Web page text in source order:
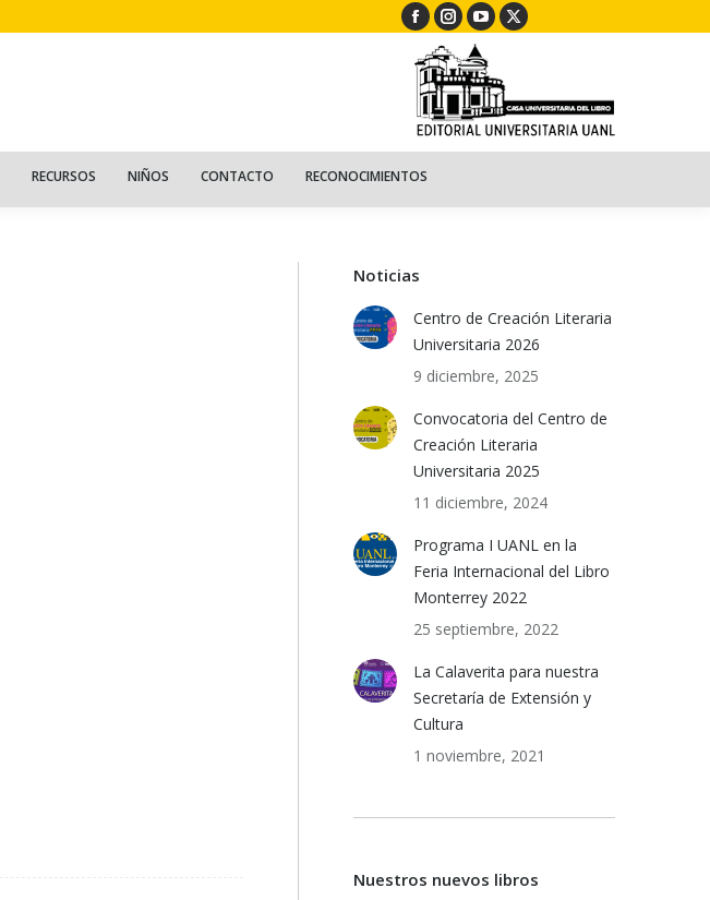
Facebook
page
opens
in
new
window
Instagram
page
opens
in
new
YouTube
page
opens
in
new
X
in
new
RECURSOS NIÑOS CONTACTO RECONOCIMIENTOS
Noticias
Centro de Creación Literaria
Universitaria 2026
9 diciembre, 2025
Convocatoria del Centro de
Creación Literaria
Universitaria 2025
11 diciembre, 2024
Programa I UANL en la
Feria Internacional del Libro
Monterrey 2022
25 septiembre, 2022
La Calaverita para nuestra
Secretaría de Extensión y
Cultura
1 noviembre, 2021
Nuestros nuevos libros
PROGRAMAS DIFUSIÓN RECURSOS NIÑOS CONTACTO RECONOCIMIENTOS